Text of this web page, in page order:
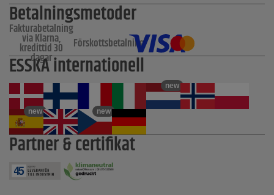
Betalningsmetoder
Fakturabetalning
via Klarna,
kredittid 30
dagar
Förskottsbetalning
ESSKA internationell
new
new new
Partner & certifikat